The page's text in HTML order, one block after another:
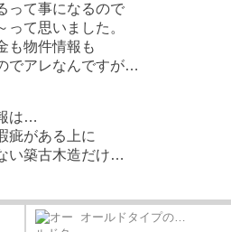
って事になるので
て思いました。
も物件情報も
でアレなんですが…
は…
疵がある上に
い築古木造だけ…
オールドタイプの…